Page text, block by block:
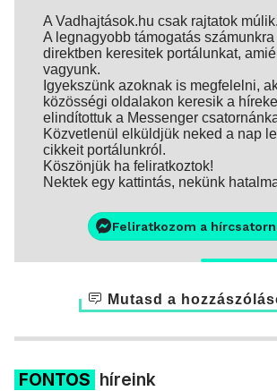
A Vadhajtások.hu csak rajtatok múlik.
A legnagyobb támogatás számunkra
direktben keresitek portálunkat,
vagyunk.
Igyekszünk azoknak is megfelelni,
közösségi oldalakon keresik a
elindítottuk a Messenger
Közvetlenül elküldjük neked a nap
cikkeit portálunkról.
Köszönjük ha feliratkoztok!
Nektek egy kattintás, nekünk
Feliratkozom a
Mutasd a
FONTOS híreink